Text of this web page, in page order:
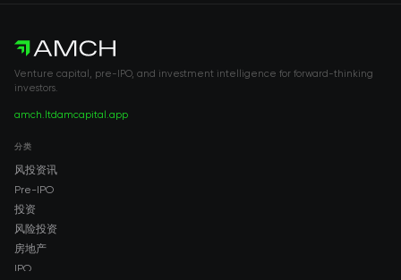
Venture capital, pre-IPO, and investment intelligence for forward-thinking
investors.
amch.ltdamcapital.app
分类
风投资讯
Pre-IPO
投资
风险投资
房地产
IPO